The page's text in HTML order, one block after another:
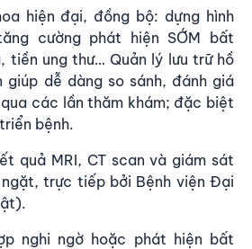
hiện đại, đồng bộ: dựng hình
cường phát hiện SỚM bất
tiền ung thư… Quản lý lưu trữ hồ
giúp dễ dàng so sánh, đánh giá
các lần thăm khám; đặc biệt
bệnh.
quả MRI, CT scan và giám sát
trực tiếp bởi Bệnh viện Đại
nghi ngờ hoặc phát hiện bất